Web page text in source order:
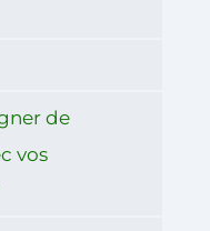
de
vos